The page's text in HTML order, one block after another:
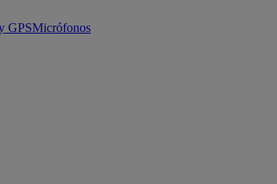
GPSMicrófonos